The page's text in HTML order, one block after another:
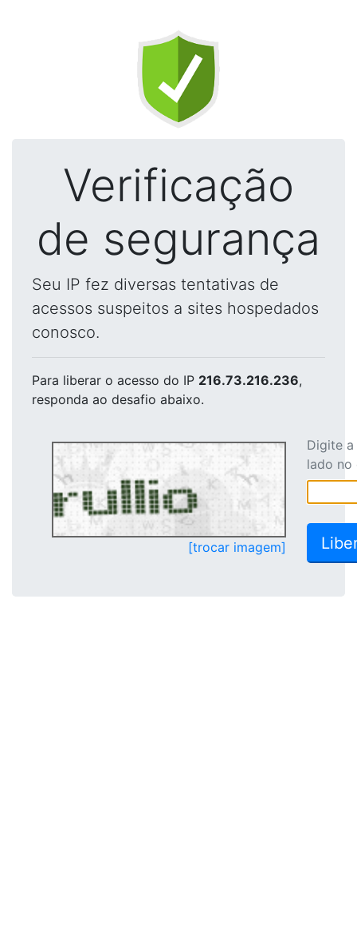
Verificação
de segurança
Seu IP fez diversas tentativas de
acessos suspeitos a sites hospedados
conosco.
Para liberar o acesso do IP 216.73.216.236,
responda ao desafio abaixo.
[trocar imagem]
Digite
lado no